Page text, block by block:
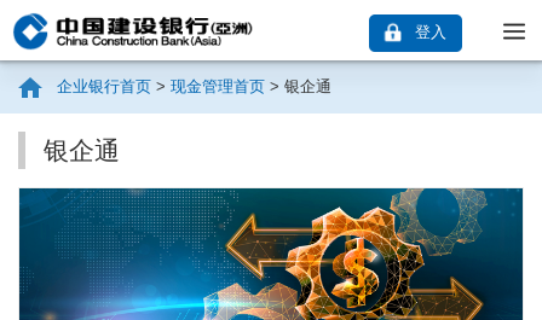
登入
企业银行首页 > 现金管理首页 > 银企通
银企通